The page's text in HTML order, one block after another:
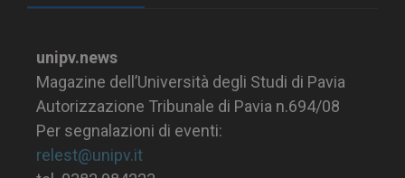
unipv.news
Magazine dell’Università degli Studi di Pavia
Autorizzazione Tribunale di Pavia n.694/08
Per segnalazioni di eventi:
relest@unipv.it